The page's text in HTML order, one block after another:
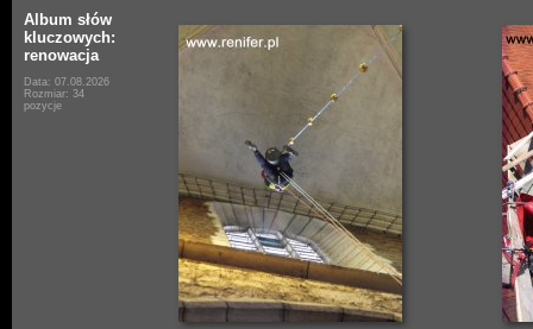
Album słów
kluczowych:
renowacja
Data: 07.08.2026
Rozmiar: 34
pozycje